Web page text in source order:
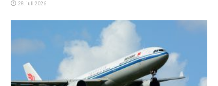
28. juli 2026